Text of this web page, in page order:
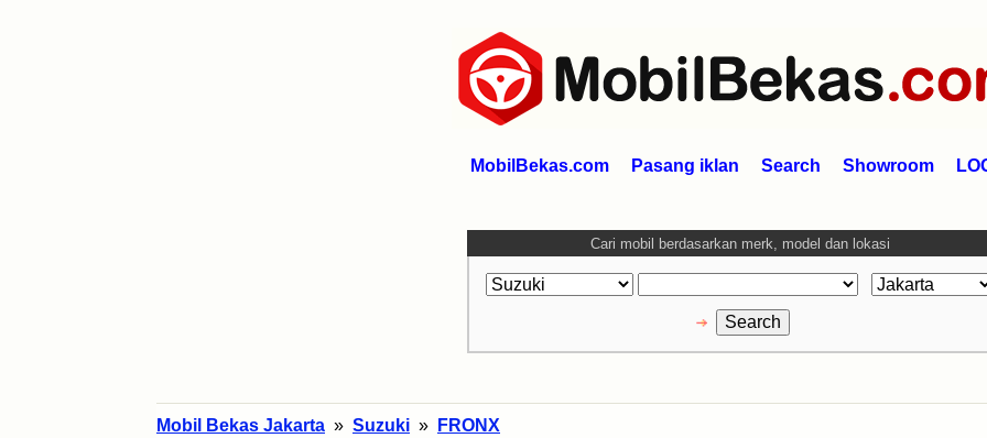
MobilBekas.com Pasang iklan Search Showroom
Cari mobil berdasarkan merk, model dan lokasi
Mobil Bekas Jakarta » Suzuki » FRONX